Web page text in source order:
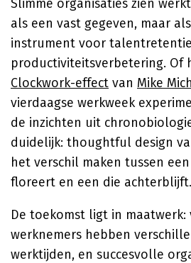
Slimme organisaties zien
als een vast gegeven, maar
instrument voor
productiviteitsverbetering. Of
Clockwork-effect van Mike
vierdaagse werkweek
de inzichten uit
duidelijk: thoughtful design
het verschil maken tussen
floreert en een die achterblijft.
De toekomst ligt in maatwerk:
werknemers hebben
werktijden, en succesvolle